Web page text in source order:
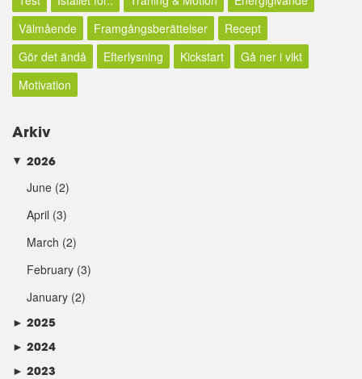
Välmående
Framgångsberättelser
Recept
Gör det ändå
Efterlysning Kickstart
Gå ner i vikt
Motivation
Arkiv
► 2026
June (2)
April (3)
March (2)
February (3)
January (2)
► 2025
► 2024
► 2023